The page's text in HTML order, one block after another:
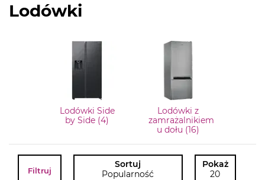
Lodówki
Lodówki Side
by Side (4)
Lodówki z
zamrażalnikiem
u dołu (16)
Filtruj
Sortuj
Popularność
Pokaż
20